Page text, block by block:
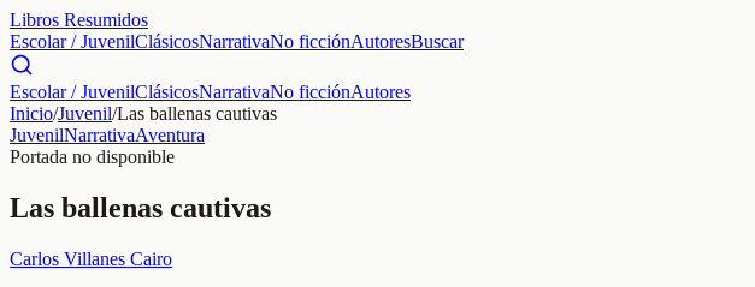
Libros Resumidos
Escolar / JuvenilClásicosNarrativaNo ficciónAutoresBuscar
Escolar / JuvenilClásicosNarrativaNo ficciónAutores
Inicio/Juvenil/Las ballenas cautivas
JuvenilNarrativaAventura
Portada no disponible
Las ballenas cautivas
Carlos Villanes Cairo